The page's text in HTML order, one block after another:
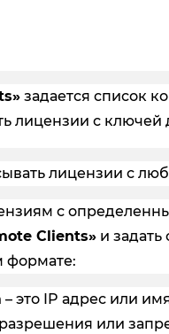
задается список
лицензии с
лицензии с
с
Clients» и
формате:
– это IP адрес или
или